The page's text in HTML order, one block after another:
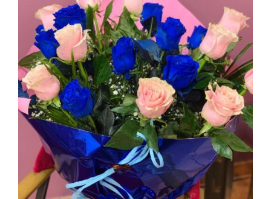
AÑADIR AL CARRITO
/
DETALLES